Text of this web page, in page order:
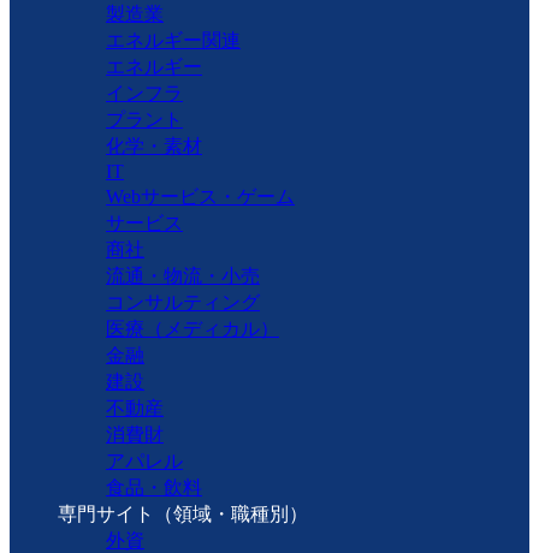
製造業
エネルギー関連
エネルギー
インフラ
プラント
化学・素材
IT
Webサービス・ゲーム
サービス
商社
流通・物流・小売
コンサルティング
医療（メディカル）
金融
建設
不動産
消費財
アパレル
食品・飲料
専門サイト（領域・職種別）
外資